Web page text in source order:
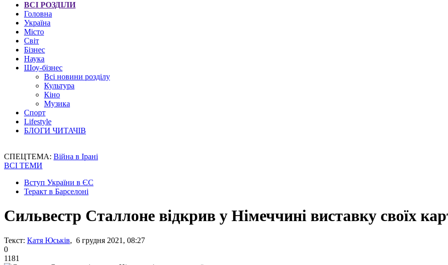
ВСІ РОЗДІЛИ
Головна
Україна
Місто
Світ
Бізнес
Наука
Шоу-бізнес
Всі новини розділу
Культура
Кіно
Музика
Спорт
Lifestyle
БЛОГИ ЧИТАЧІВ
СПЕЦТЕМА: Війна в Ірані
ВСІ ТЕМИ
Вступ України в ЄС
Теракт в Барселоні
Сильвестр Сталлоне відкрив у Німеччині виставку своїх
Текст: Катя Юськів, 6 грудня 2021, 08:27
0
1181